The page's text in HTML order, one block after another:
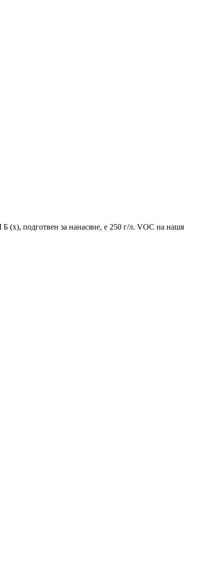
(x), подготвен за нанасяне, е 250 г/л. VOC на нашя